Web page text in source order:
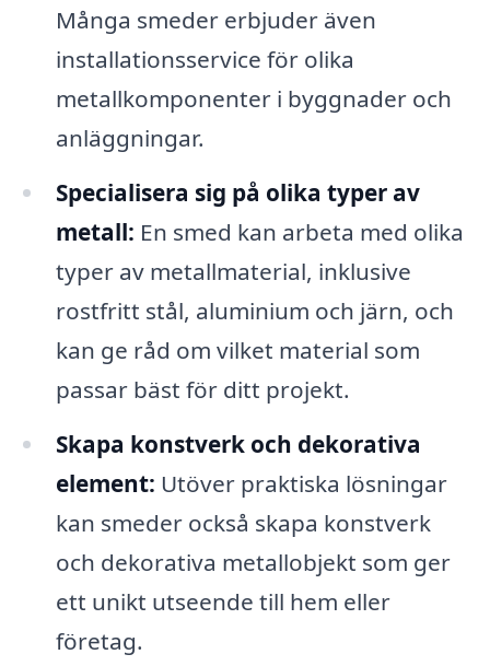
Många smeder erbjuder även
installationsservice för olika
metallkomponenter i byggnader och
anläggningar.
Specialisera sig på olika typer av
metall: En smed kan arbeta med olika
typer av metallmaterial, inklusive
rostfritt stål, aluminium och järn, och
kan ge råd om vilket material som
passar bäst för ditt projekt.
Skapa konstverk och dekorativa
element: Utöver praktiska lösningar
kan smeder också skapa konstverk
och dekorativa metallobjekt som ger
ett unikt utseende till hem eller
företag.